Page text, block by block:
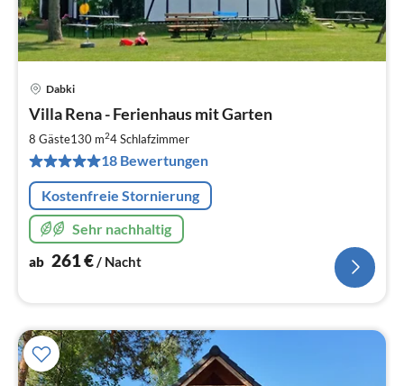
Dabki
Villa Rena - Ferienhaus mit Garten
8 Gäste130 m24Schlafzimmer
18 Bewertungen
Kostenfreie Stornierung
Sehr nachhaltig
ab 261€/ Nacht